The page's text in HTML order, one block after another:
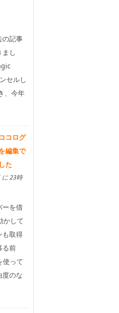
の記事
し
セルし
、今年
コログ
編集で
た
に 23時
ーを借
かして
も取得
る前
使って
度のな